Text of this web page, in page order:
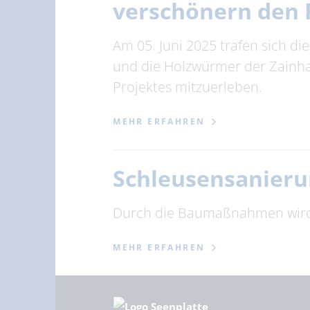
verschönern den
Am 05. Juni 2025 trafen sich
und die Holzwürmer der
Projektes mitzuerleben.
MEHR ERFAHREN
Durch die Baumaßnahmen
MEHR ERFAHREN